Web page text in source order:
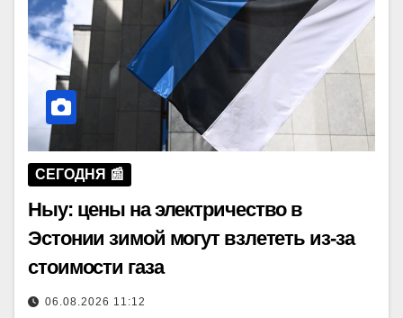
СЕГОДНЯ 📰
Ныу: цены на электричество в
Эстонии зимой могут взлететь из-за
стоимости газа
06.08.2026 11:12